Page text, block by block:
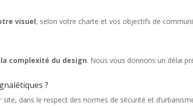
visuel, selon votre charte et vos objectifs de
complexité du design. Nous vous donnons un délai
?
dans le respect des normes de sécurité et